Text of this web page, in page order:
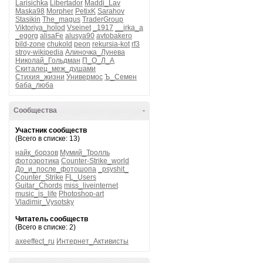
Larisichka Libertador Maddi_Lav
Maska98 Morpher PetixK Sarahov
Stasikin The_magus TraderGroup
Viktoriya_holod Vseinet _1917
__irka_a
_egorg alisaFe alusya90 avtobakero
bild-zone chukold peon rekursia-kot rf3
stroy-wikipedia Алиночка_Лунева
Николай_Гольдман П_О_Л_А
Скиталец_меж_душами
Стихия_жизни Универмос Ъ_Семен
баба_люба
-
Сообщества
Участник сообществ
(Всего в списке: 13)
найк_борзов Мумий_Тролль
фотоэротика Counter-Strike_world
До_и_после_фотошопа
_psyshit_
Counter_Strike FL_Users
Guitar_Chords miss_liveinternet
music_is_life Photoshop-art
Vladimir_Vysotsky
Читатель сообществ
(Всего в списке: 2)
axeeffect_ru Интернет_Активисты